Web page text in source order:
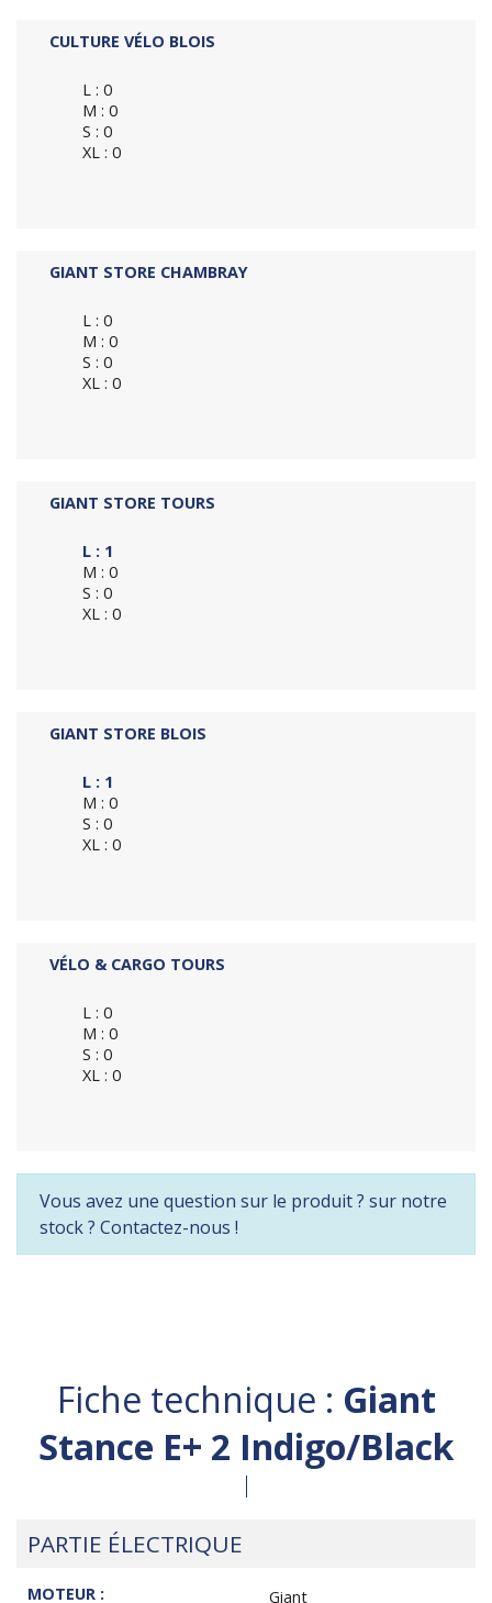
CULTURE VÉLO BLOIS
L : 0
M : 0
S : 0
XL : 0
GIANT STORE CHAMBRAY
L : 0
M : 0
S : 0
XL : 0
GIANT STORE TOURS
L : 1
M : 0
S : 0
XL : 0
GIANT STORE BLOIS
L : 1
M : 0
S : 0
XL : 0
VÉLO & CARGO TOURS
L : 0
M : 0
S : 0
XL : 0
Vous avez une question sur le produit ? sur notre
stock ? Contactez-nous !
Fiche technique : Giant
Stance E+ 2 Indigo/Black
PARTIE ÉLECTRIQUE
MOTEUR : Giant